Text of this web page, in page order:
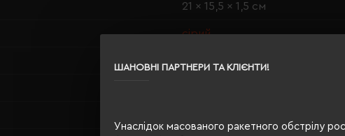
ШАНОВНІ ПАРТНЕРИ ТА КЛІЄНТИ!
Унаслідок масованого ракетного обстрілу
21 x 15,5 x 1,5 см
сірий